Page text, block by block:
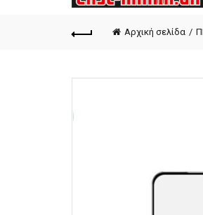
Αρχική σελίδα